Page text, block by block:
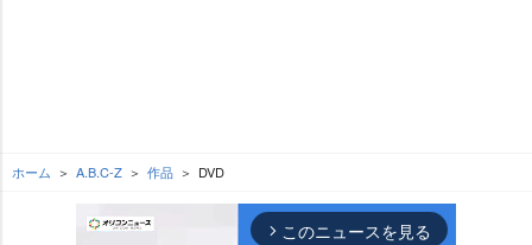
ホーム A.B.C-Z 作品 DVD
arrow_forward_ios このニュースを見る